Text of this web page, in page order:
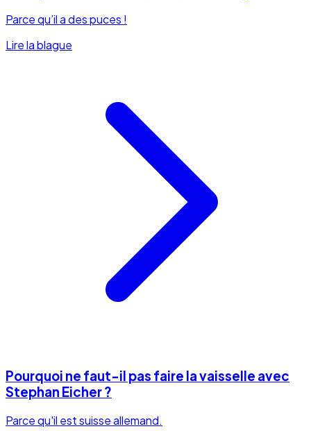
Parce qu’il a des puces !
Lire la blague
Pourquoi ne faut-il pas faire la vaisselle avec
Stephan Eicher ?
Parce qu'il est suisse allemand.